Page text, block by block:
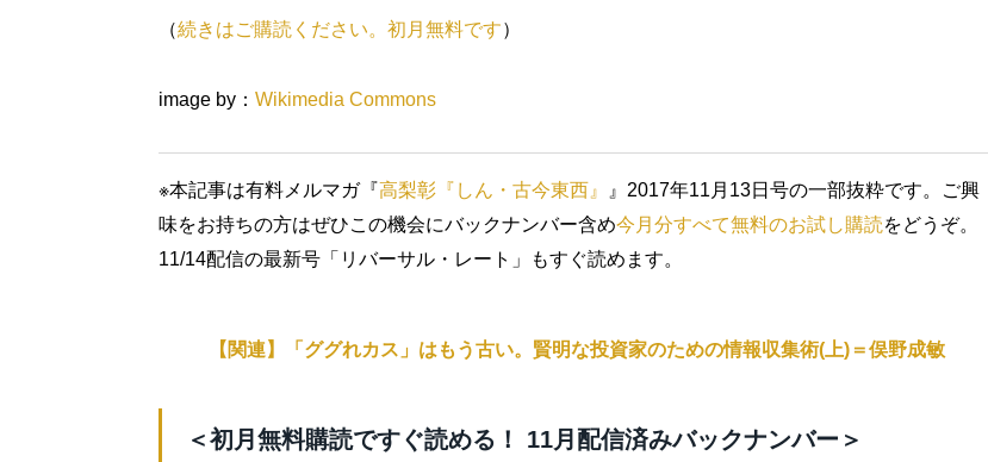
（続きはご購読ください。初月無料です）
image by： Wikimedia Commons
※本記事は有料メルマガ『高梨彰『しん・古今東西』
』2017年11月13日号の一部抜粋です。ご興
味をお持ちの方はぜひこの機会にバックナンバー含め今月分すべて無料のお試し購読をどうぞ。
11/14配信の最新号「リバーサル・レート」もすぐ読めます。
【関連】「ググれカス」はもう古い。賢明な投資家のための情報収集術(上)＝俣野成敏
＜初月無料購読ですぐ読める！ 11月配信済みバックナンバー＞